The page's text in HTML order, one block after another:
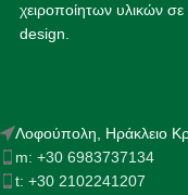
χειροποίητων υλικών σε
design.
Λοφούπολη, Ηράκλειο
m: +30 6983737134
t: +30 2102241207